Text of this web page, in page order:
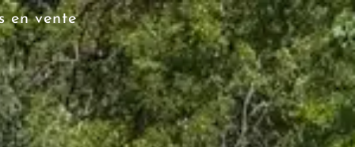
en vente